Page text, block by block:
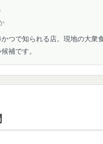
つで知られる店。現地の大衆
補です。